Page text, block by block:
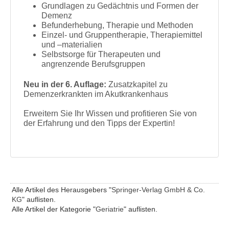
Grundlagen zu Gedächtnis und Formen der
Demenz
Befunderhebung, Therapie und Methoden
Einzel- und Gruppentherapie, Therapiemittel
und –materialien
Selbstsorge für Therapeuten und
angrenzende Berufsgruppen
Neu in der 6. Auflage: Zusatzkapitel zu
Demenzerkrankten im Akutkrankenhaus
Erweitern Sie Ihr Wissen und profitieren Sie von
der Erfahrung und den Tipps der Expertin!
Alle Artikel des Herausgebers "Springer-Verlag GmbH & Co.
KG" auflisten.
Alle Artikel der Kategorie "Geriatrie" auflisten.